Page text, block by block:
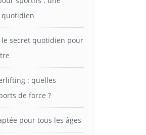
quotidien
le secret quotidien pour
: quelles
de force ?
pour tous les âges